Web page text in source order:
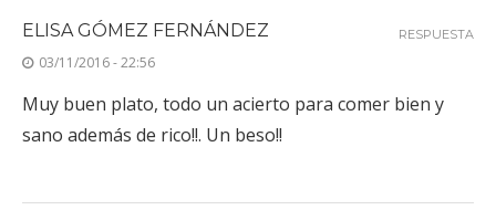
ELISA GÓMEZ FERNÁNDEZ
03/11/2016 - 22:56
Muy buen plato, todo un acierto para comer bien y
sano además de rico!!. Un beso!!
RESPUESTA